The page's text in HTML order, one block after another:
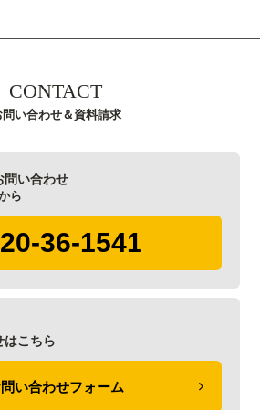
CONTACT
問い合わせ＆資料請求
問い合わせ
ら
36-1541
はこちら
い合わせフォーム